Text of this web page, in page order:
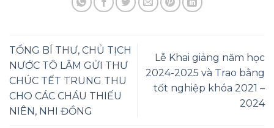
TỔNG BÍ THƯ, CHỦ TỊCH
NƯỚC TÔ LÂM GỬI THƯ
CHÚC TẾT TRUNG THU
CHO CÁC CHÁU THIẾU
NIÊN, NHI ĐỒNG
Lễ Khai giảng năm học
2024-2025 và Trao bằng
tốt nghiệp khóa 2021 –
2024